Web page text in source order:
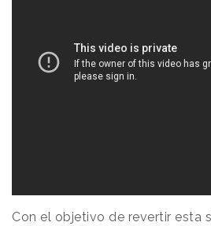
Con el objetivo de revertir esta